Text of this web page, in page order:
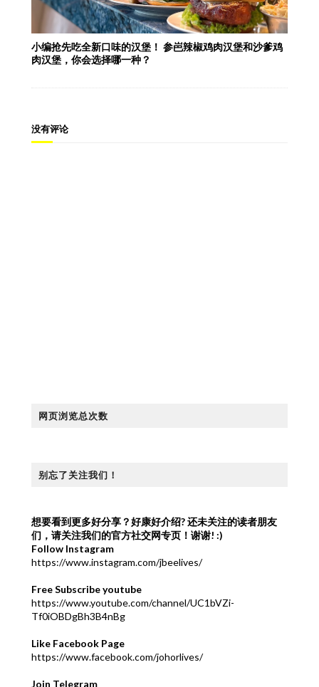
小编抢先吃全新口味的汉堡！ 参岜辣椒鸡肉汉堡和沙爹鸡
肉汉堡，你会选择哪一种？
没有评论
网页浏览总次数
别忘了关注我们！
想要看到更多好分享？好康好介绍?还未关注的读者朋友
们，请关注我们的官方社交网专页！谢谢! :)
Follow Instagram
https://www.instagram.com/jbeelives/
Free Subscribe youtube
https://www.youtube.com/channel/UC1bVZi-
Tf0iOBDgBh3B4nBg
Like Facebook Page
https://www.facebook.com/johorlives/
Join Telegram